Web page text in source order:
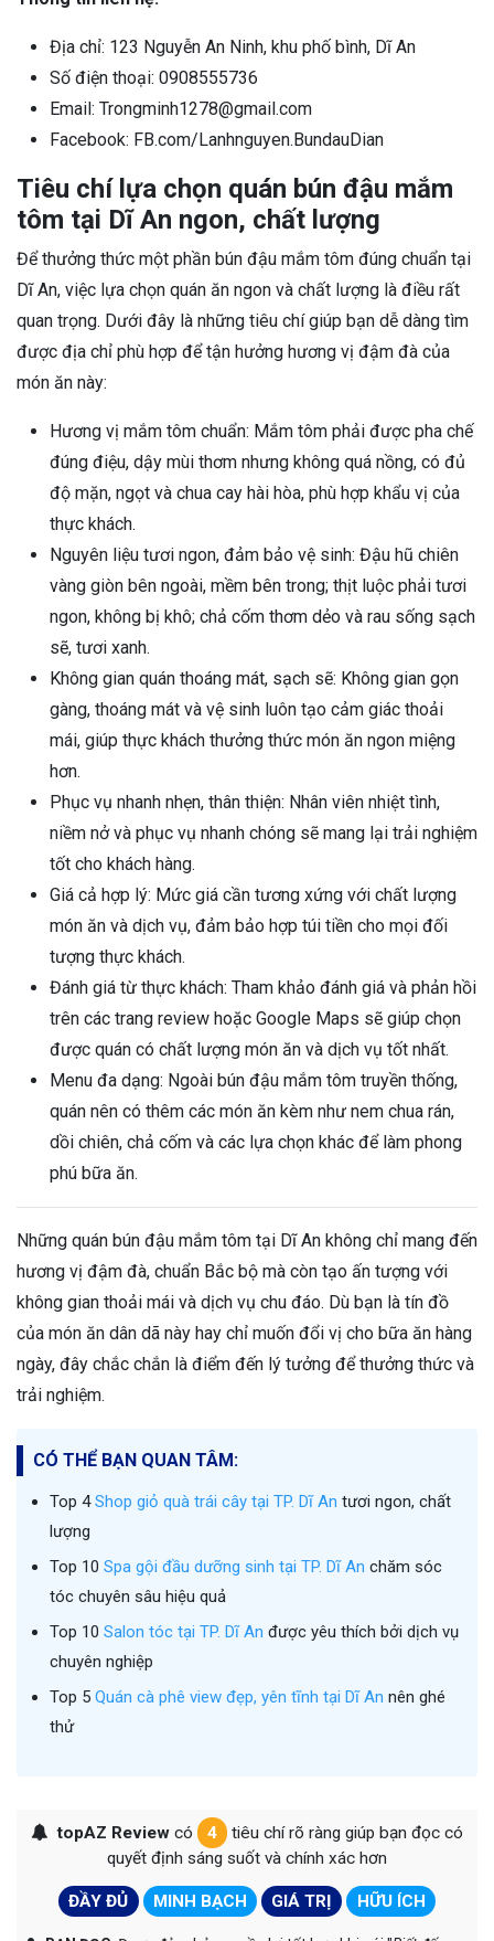
Địa chỉ: 123 Nguyễn An Ninh, khu phố bình, Dĩ An
Số điện thoại: 0908555736
Email: Trongminh1278@gmail.com
Facebook: FB.com/Lanhnguyen.BundauDian
Tiêu chí lựa chọn quán bún đậu mắm
tôm tại Dĩ An ngon, chất lượng
Để thưởng thức một phần bún đậu mắm tôm đúng chuẩn tại
Dĩ An, việc lựa chọn quán ăn ngon và chất lượng là điều rất
quan trọng. Dưới đây là những tiêu chí giúp bạn dễ dàng tìm
được địa chỉ phù hợp để tận hưởng hương vị đậm đà của
món ăn này:
Hương vị mắm tôm chuẩn: Mắm tôm phải được pha chế
đúng điệu, dậy mùi thơm nhưng không quá nồng, có đủ
độ mặn, ngọt và chua cay hài hòa, phù hợp khẩu vị của
thực khách.
Nguyên liệu tươi ngon, đảm bảo vệ sinh: Đậu hũ chiên
vàng giòn bên ngoài, mềm bên trong; thịt luộc phải tươi
ngon, không bị khô; chả cốm thơm dẻo và rau sống sạch
sẽ, tươi xanh.
Không gian quán thoáng mát, sạch sẽ: Không gian gọn
gàng, thoáng mát và vệ sinh luôn tạo cảm giác thoải
mái, giúp thực khách thưởng thức món ăn ngon miệng
hơn.
Phục vụ nhanh nhẹn, thân thiện: Nhân viên nhiệt tình,
niềm nở và phục vụ nhanh chóng sẽ mang lại trải nghiệm
tốt cho khách hàng.
Giá cả hợp lý: Mức giá cần tương xứng với chất lượng
món ăn và dịch vụ, đảm bảo hợp túi tiền cho mọi đối
tượng thực khách.
Đánh giá từ thực khách: Tham khảo đánh giá và phản hồi
trên các trang review hoặc Google Maps sẽ giúp chọn
được quán có chất lượng món ăn và dịch vụ tốt nhất.
Menu đa dạng: Ngoài bún đậu mắm tôm truyền thống,
quán nên có thêm các món ăn kèm như nem chua rán,
dồi chiên, chả cốm và các lựa chọn khác để làm phong
phú bữa ăn.
Những quán bún đậu mắm tôm tại Dĩ An không chỉ mang đến
hương vị đậm đà, chuẩn Bắc bộ mà còn tạo ấn tượng với
không gian thoải mái và dịch vụ chu đáo. Dù bạn là tín đồ
của món ăn dân dã này hay chỉ muốn đổi vị cho bữa ăn hàng
ngày, đây chắc chắn là điểm đến lý tưởng để thưởng thức và
trải nghiệm.
CÓ THỂ BẠN QUAN TÂM:
Top 4Shop giỏ quà trái cây tại TP. Dĩ An tươi ngon, chất
lượng
Top 10 Spa gội đầu dưỡng sinh tại TP. Dĩ An chăm sóc
tóc chuyên sâu hiệu quả
Top 10 Salon tóc tại TP. Dĩ An được yêu thích bởi dịch vụ
chuyên nghiệp
Top 5 Quán cà phê view đẹp, yên tĩnh tại Dĩ An nên ghé
thử
topAZ Reviewcó 4
tiêu chí rõ ràng giúp bạn đọc có
quyết định sáng suốt và chính xác hơn
ĐẦY ĐỦ MINH BẠCH GIÁ TRỊ HỮU ÍCH